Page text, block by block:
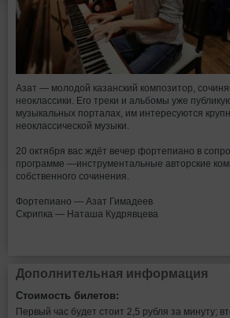
Азат — молодой казанский композитор,
неоклассики. Его треки и альбомы уже
музыкальных порталах, им интересуются
неоклассической музыки.
20 октября вас ждёт вечер фортепиано в
программе —инструментальные авторские
собственного сочинения.
Фортепиано — Азат Гимадеев
Скрипка — Наташа Кудрявцева
Дополнительная информация
Стоимость билетов:
Первый час будет стоит 2,5 рубля за минуту;